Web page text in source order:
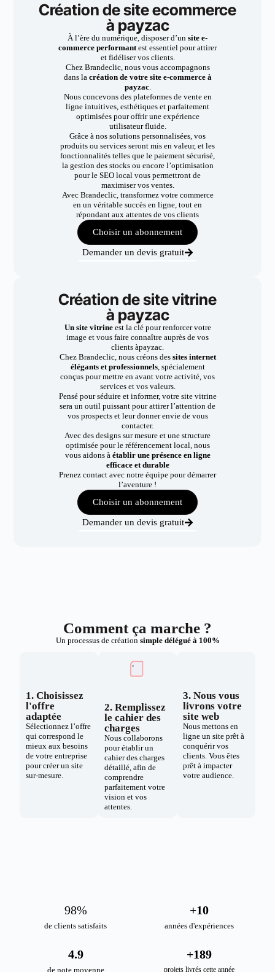
Création de site ecommerce
à payzac
À l’ère du numérique, disposer d’un site e-
commerce performantest essentiel pour attirer
et fidéliser vos clients.
Chez Brandeclic, nous vous accompagnons
dans la création de votre site e-commerce à
payzac.
Nous concevons des plateformes de vente en
ligne intuitives, esthétiques et parfaitement
optimisées pour offrir une expérience
utilisateur fluide.
Grâce à nos solutions personnalisées, vos
produits ou services seront mis en valeur, et les
fonctionnalités telles que le paiement sécurisé,
la gestion des stocks ou encore l’optimisation
pour le SEO local vous permettront de
maximiser vos ventes.
Avec Brandeclic, transformez votre commerce
en un véritable succès en ligne, tout en
répondant aux attentes de vos clients
Choisir un abonnement
Demander un devis gratuit
Création de site vitrine
à payzac
Un site vitrineest la clé pour renforcer votre
image et vous faire connaître auprès de vos
clients àpayzac.
Chez Brandeclic, nous créons dessites internet
élégants et professionnels, spécialement
conçus pour mettre en avant votre activité, vos
services et vos valeurs.
Pensé pour séduire et informer, votre site vitrine
sera un outil puissant pour attirer l’attention de
vos prospects et leur donner envie de vous
contacter.
Avec des designs sur mesure et une structure
optimisée pour le référencement local, nous
vous aidons à établir une présence en ligne
efficace et durable
Prenez contact avec notre équipe pour démarrer
l’aventure !
Choisir un abonnement
Demander un devis gratuit
Comment ça marche ?
Un processus de création simple délégué à 100%
1. Choisissez
l'offre
adaptée
Sélectionnez l’offre
qui correspond le
mieux aux besoins
de votre entreprise
pour créer un site
sur-mesure.
2. Remplissez
le cahier des
charges
Nous collaborons
pour établir un
cahier des charges
détaillé, afin de
comprendre
parfaitement votre
vision et vos
attentes.
3. Nous vous
livrons votre
site web
Nous mettons en
ligne un site prêt à
conquérir vos
clients. Vous êtes
prêt à impacter
votre audience.
de clients satisfaits
98%
années d'expériences
+10
de note moyenne
4.9
projets livrés cette année
+189